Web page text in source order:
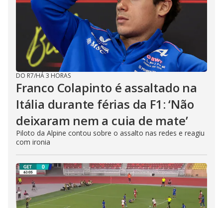
DO R7/HÁ 3 HORAS
Franco Colapinto é assaltado na
Itália durante férias da F1: ‘Não
deixaram nem a cuia de mate’
Piloto da Alpine contou sobre o assalto nas redes e reagiu
com ironia